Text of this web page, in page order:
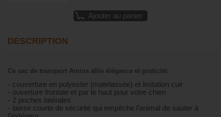
Ajouter au panier
DESCRIPTION
Ce sac de transport Amina allie élégance et praticité:
- couverture en polyester (matelassée) et imitation cuir
- ouverture frontale et par le haut pour votre chien
- 2 poches latérales
- laisse courte de sécurité qui empêche l’animal de sauter à